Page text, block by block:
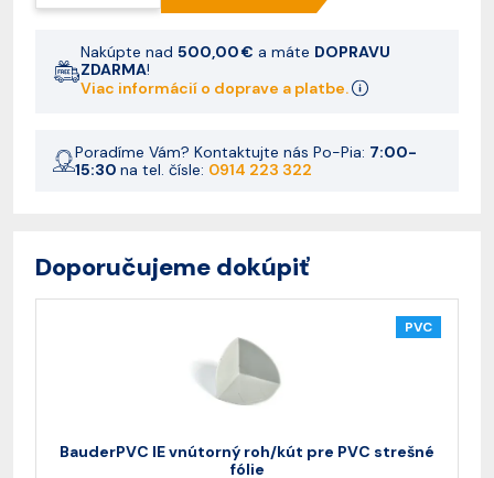
Nakúpte nad 500,00 € a máte DOPRAVU
ZDARMA!
Viac informácií o doprave a platbe.
Poradíme Vám? Kontaktujte nás Po-Pia: 7:00-
15:30 na tel. čísle: 0914 223 322
Doporučujeme dokúpiť
PVC
BauderPVC IE vnútorný roh/kút pre PVC strešné
fólie